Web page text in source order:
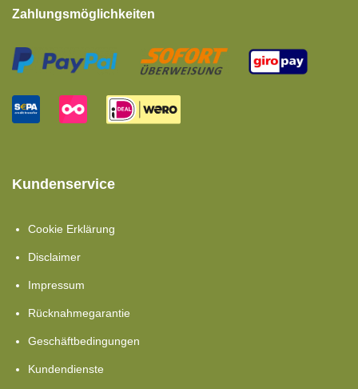
Zahlungsmöglichkeiten
Kundenservice
Cookie Erklärung
Disclaimer
Impressum
Rücknahmegarantie
Geschäftbedingungen
Kundendienste